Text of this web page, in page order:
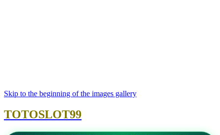
Skip to the beginning of the images gallery
TOTOSLOT99